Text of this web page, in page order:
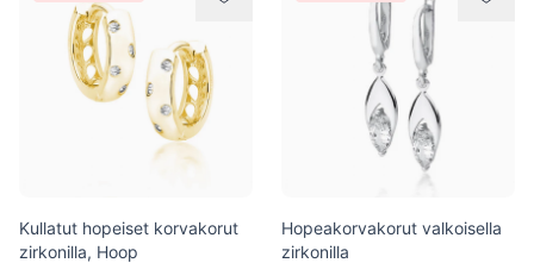
Kullatut hopeiset korvakorut
zirkonilla, Hoop
Hopeakorvakorut valkoisella
zirkonilla